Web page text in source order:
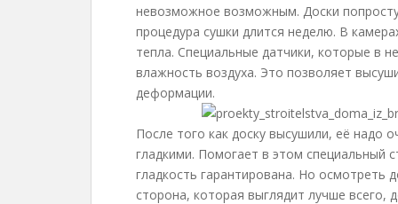
невозможное возможным. Доски
процедура сушки длится неделю. В
тепла. Специальные датчики, которые в
влажность воздуха. Это позволяет
деформации.
После того как доску высушили, её надо
гладкими. Помогает в этом специальный
гладкость гарантирована. Но осмотреть
сторона, которая выглядит лучше всего,